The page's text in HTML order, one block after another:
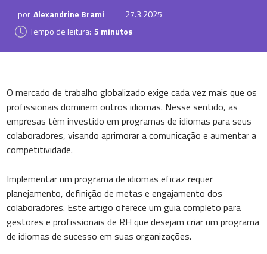
por Alexandrine Brami
27.3.2025
Tempo de leitura: 5 minutos
O mercado de trabalho globalizado exige cada vez mais que os
profissionais dominem outros idiomas. Nesse sentido, as
empresas têm investido em programas de idiomas para seus
colaboradores, visando aprimorar a comunicação e aumentar a
competitividade.
Implementar um programa de idiomas eficaz requer
planejamento, definição de metas e engajamento dos
colaboradores. Este artigo oferece um guia completo para
gestores e profissionais de RH que desejam criar um programa
de idiomas de sucesso em suas organizações.